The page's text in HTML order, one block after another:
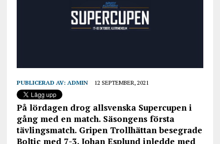
PUBLICERAD AV: ADMIN 12 SEPTEMBER, 2021
På lördagen drog allsvenska Supercupen i
gång med en match. Säsongens första
tävlingsmatch. Gripen Trollhättan besegrade
Boltic med 7-3. Johan Esplund inledde med